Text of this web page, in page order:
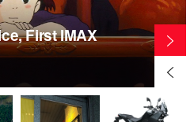
First IMAX